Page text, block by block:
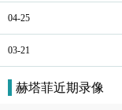
04-25
03-21
赫塔菲近期录像